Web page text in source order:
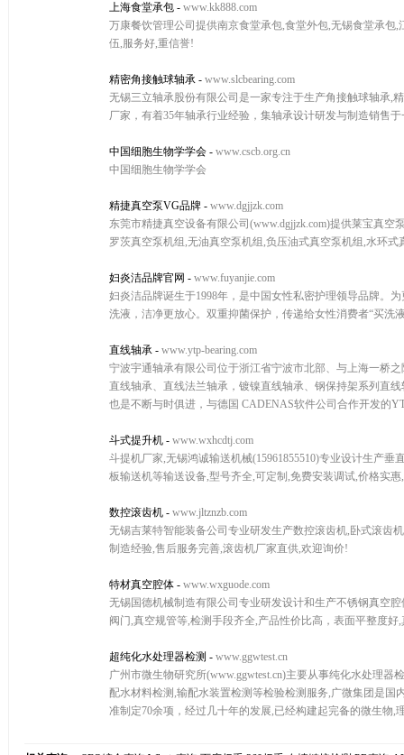
上海食堂承包 - www.kk888.com
万康餐饮管理公司提供南京食堂承包,食堂外包,无锡食堂承
伍,服务好,重信誉!
精密角接触球轴承 - www.slcbearing.com
无锡三立轴承股份有限公司是一家专注于生产角接触球轴承,
厂家，有着35年轴承行业经验，集轴承设计研发与制造销售
中国细胞生物学学会 - www.cscb.org.cn
中国细胞生物学学会
精捷真空泵VG品牌 - www.dgjjzk.com
东莞市精捷真空设备有限公司(www.dgjjzk.com)提供莱宝真
罗茨真空泵机组,无油真空泵机组,负压油式真空泵机组,水环
妇炎洁品牌官网 - www.fuyanjie.com
妇炎洁品牌诞生于1998年，是中国女性私密护理领导品牌。
洗液，洁净更放心。双重抑菌保护，传递给女性消费者“买洗
直线轴承 - www.ytp-bearing.com
宁波宇通轴承有限公司位于浙江省宁波市北部、与上海一桥
直线轴承、直线法兰轴承，镀镍直线轴承、钢保持架系列直
也是不断与时俱进，与德国 CADENAS软件公司合作开发的
斗式提升机 - www.wxhcdtj.com
斗提机厂家,无锡鸿诚输送机械(15961855510)专业设计生产
板输送机等输送设备,型号齐全,可定制,免费安装调试,价格实
数控滚齿机 - www.jltznzb.com
无锡吉莱特智能装备公司专业研发生产数控滚齿机,卧式滚齿
制造经验,售后服务完善,滚齿机厂家直供,欢迎询价!
特材真空腔体 - www.wxguode.com
无锡国德机械制造有限公司专业研发设计和生产不锈钢真空
阀门,真空规管等,检测手段齐全,产品性价比高，表面平整度
超纯化水处理器检测 - www.ggwtest.cn
广州市微生物研究所(www.ggwtest.cn)主要从事纯化水处理
配水材料检测,输配水装置检测等检验检测服务,广微集团是
准制定70余项，经过几十年的发展,已经构建起完备的微生物,